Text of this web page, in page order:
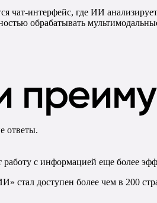
интерфейс, где ИИ анализирует
обрабатывать
ответы.
с информацией еще более
стал доступен более чем в 200